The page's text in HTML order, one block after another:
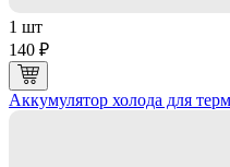
1 шт
140 ₽
Аккумулятор холода для